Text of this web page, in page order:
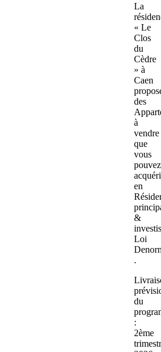
La
« Le
Clos
du
Cèdre
» à
Caen
des
à
vendre
que
vous
pouvez
en
&
Loi
.
du
:
2ème